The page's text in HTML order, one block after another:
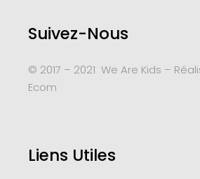
Liens Utiles
Suivez-Nous
© 2017 – 2021 We Are Kids –
Ecom